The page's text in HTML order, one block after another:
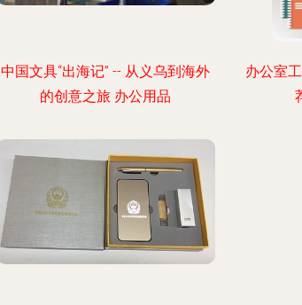
中国文具“出海记” -- 从义乌到海外
的创意之旅 办公用品
办公室